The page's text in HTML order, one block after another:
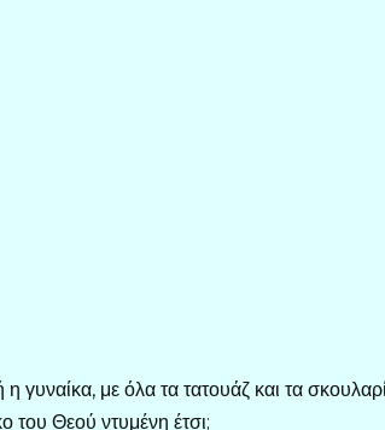
με όλα τα τατουάζ και τα
του Θεού ντυμένη έτσι;